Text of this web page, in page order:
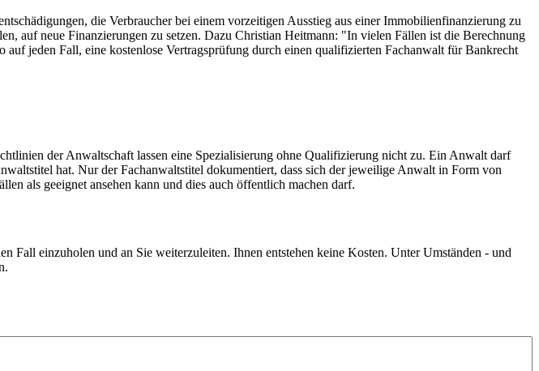
die Verbraucher bei einem vorzeitigen Ausstieg aus einer Immobilienfinanzierung zu
auf neue Finanzierungen zu setzen. Dazu Christian Heitmann: "In vielen Fällen ist die Berechnung
jeden Fall, eine kostenlose Vertragsprüfung durch einen qualifizierten Fachanwalt für Bankrecht
der Anwaltschaft lassen eine Spezialisierung ohne Qualifizierung nicht zu. Ein Anwalt darf
hat. Nur der Fachanwaltstitel dokumentiert, dass sich der jeweilige Anwalt in Form von
als geeignet ansehen kann und dies auch öffentlich machen darf.
Fall einzuholen und an Sie weiterzuleiten. Ihnen entstehen keine Kosten. Unter Umständen - und